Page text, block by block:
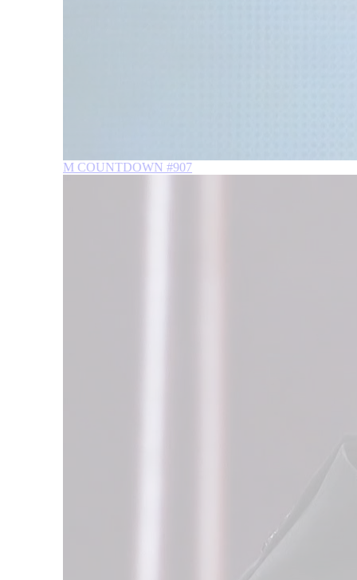
M COUNTDOWN #907